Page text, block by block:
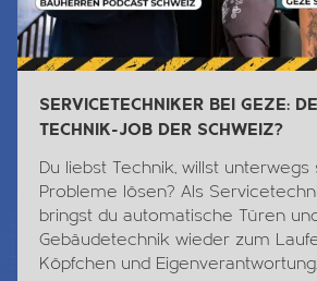
SERVICETECHNIKER BEI GEZE:
TECHNIK-JOB DER SCHWEIZ?
Du liebst Technik, willst
Probleme lösen? Als
bringst du automatische Türen
Gebäudetechnik wieder zum
Köpfchen und Eigenverantwortung.